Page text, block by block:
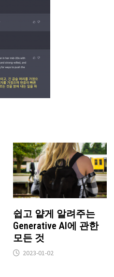
쉽고 얕게 알려주는
Generative AI에 관한
모든 것
2023-01-02